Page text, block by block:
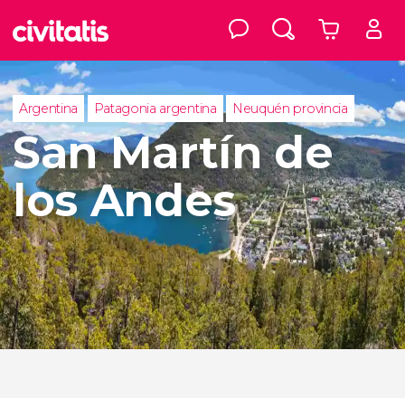
Argentina Patagonia argentina Neuquén provincia
San Martín de
los Andes